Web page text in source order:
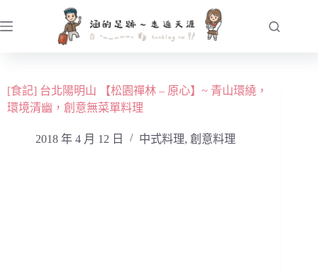
至
容[食記] 台北陽明山 【松園禪林 – 原心】~ 青山環繞，
環境清幽，創意無菜單料理
2018 年 4 月 12 日 中式料理, 創意料理